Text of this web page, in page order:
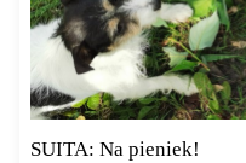
SUITA: Na pieniek!